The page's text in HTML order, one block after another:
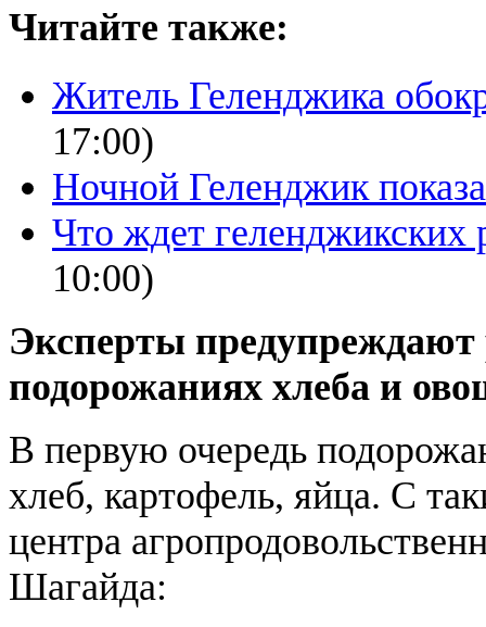
Читайте также:
Житель Геленджика
17:00)
Ночной Геленджик
Что ждет геленджикских
10:00)
Эксперты
подорожаниях хлеба и
В первую очередь
хлеб, картофель, яйца. С
центра
Шагайда: